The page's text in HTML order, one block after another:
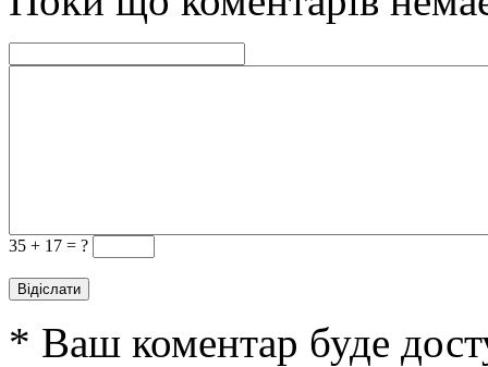
35 + 17 = ?
* Ваш коментар буде